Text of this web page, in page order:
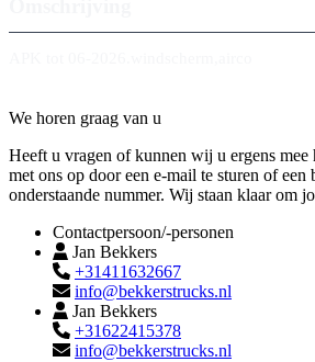
We horen graag van u
Heeft u vragen of kunnen wij u ergens mee
met ons op door een e-mail te sturen of een
onderstaande nummer. Wij staan klaar om
Contactpersoon/-personen
Jan Bekkers
+31411632667
info@bekkerstrucks.nl
Jan Bekkers
+31622415378
info@bekkerstrucks.nl